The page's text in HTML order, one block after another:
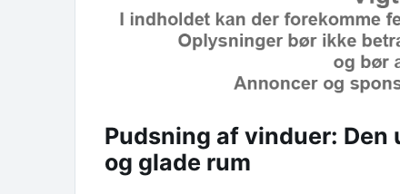
Pudsning af vinduer:
og glade rum